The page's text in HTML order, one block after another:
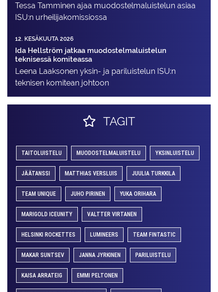
Tessa Tamminen ajaa muodostelma­luistelun asiaa
ISU:n urheilija­komissiossa
12. KESÄKUUTA 2026
Ida Hellström jatkaa muodostelmaluistelun
teknisessä komiteassa
Leena Laaksonen yksin- ja pariluistelun ISU:n
teknisen komitean johtoon
TAGIT
TAITOLUISTELU MUODOSTELMALUISTELU YKSINLUISTELU
JÄÄTANSSI MATTHIAS VERSLUIS JUULIA TURKKILA
TEAM UNIQUE JUHO PIRINEN YUKA ORIHARA
MARIGOLD ICEUNITY VALTTER VIRTANEN
HELSINKI ROCKETTES LUMINEERS TEAM FINTASTIC
MAKAR SUNTSEV JANNA JYRKINEN PARILUISTELU
KAISA ARRATEIG EMMI PELTONEN